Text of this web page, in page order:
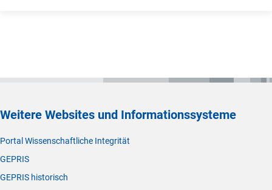
Weitere Websites und Informationssysteme
Portal Wissenschaftliche Integrität
GEPRIS
GEPRIS historisch